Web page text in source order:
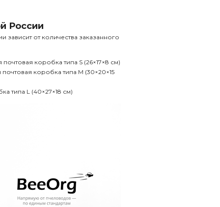
России
от количества заказанного
коробка типа S (26×17×8 см)
почтовая коробка типа М (30×20×15
типа L (40×27×18 см)